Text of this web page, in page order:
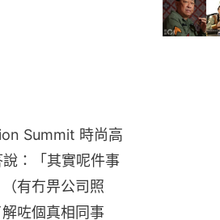
Summit 時尚高
：「其實呢件事
有冇畀公司照
咗個真相同事